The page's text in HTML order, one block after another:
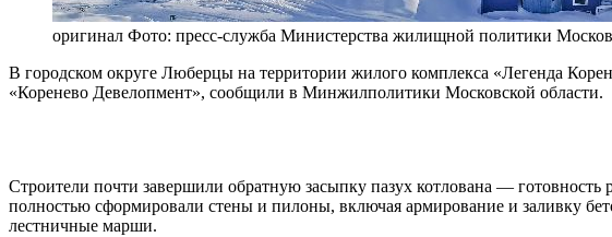
оригинал Фото: пресс-служба Министерства жилищной политики
В городском округе Люберцы на территории жилого комплекса «Легенда
«Коренево Девелопмент», сообщили в Минжилполитики Московской области.
Строители почти завершили обратную засыпку пазух котлована —
полностью сформировали стены и пилоны, включая армирование и заливку
лестничные марши.